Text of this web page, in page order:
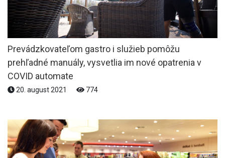
Prevádzkovateľom gastro i služieb pomôžu
prehľadné manuály, vysvetlia im nové opatrenia v
COVID automate
20. august 2021 774